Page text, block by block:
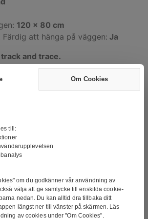
120 x 80 cm
Färdig att hänga på väggen: Ja
and trace.
med DBSchenker. Tavlan blir
skickas försäkrat och kan spåras
oljemålning av en av våra
Det är inte ett tryck eller något
är den klassiska formen av färg för
kännetecknas av sitt goda
Om Cookies
till:
om du godkänner vår användning av
välja att ge samtycke till enskilda cookie-
nedan. Du kan alltid dra tillbaka ditt
längst ner till vänster på skärmen. Läs
av cookies under "Om Cookies".